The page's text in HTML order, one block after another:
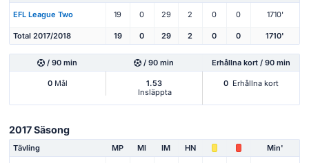
EFL League Two 19 0 29 2 0 0 1710'
Total 2017/2018 19 0 29 2 0 0 1710'
/ 90 min / 90 min Erhållna kort / 90 min
0Mål
1.53
Insläppta
0 Erhållna kort
2017 Säsong
Tävling MP Ml IM HN Min'